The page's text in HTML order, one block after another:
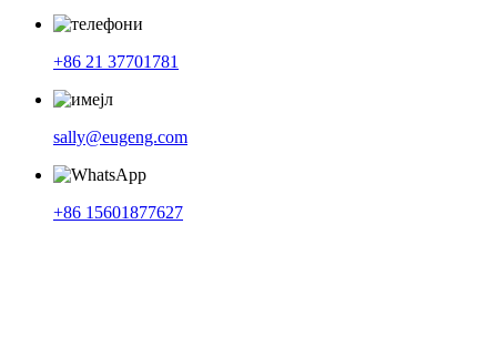
+86 21 37701781
sally@eugeng.com
+86 15601877627